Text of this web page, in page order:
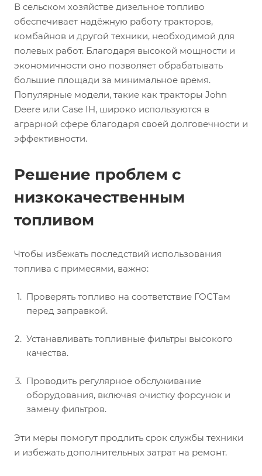
В сельском хозяйстве дизельное топливо
обеспечивает надёжную работу тракторов,
комбайнов и другой техники, необходимой для
полевых работ. Благодаря высокой мощности и
экономичности оно позволяет обрабатывать
большие площади за минимальное время.
Популярные модели, такие как тракторы John
Deere или Case IH, широко используются в
аграрной сфере благодаря своей долговечности и
эффективности.
Решение проблем с
низкокачественным
топливом
Чтобы избежать последствий использования
топлива с примесями, важно:
Проверять топливо на соответствие ГОСТам
перед заправкой.
Устанавливать топливные фильтры высокого
качества.
Проводить регулярное обслуживание
оборудования, включая очистку форсунок и
замену фильтров.
Эти меры помогут продлить срок службы техники
и избежать дополнительных затрат на ремонт.